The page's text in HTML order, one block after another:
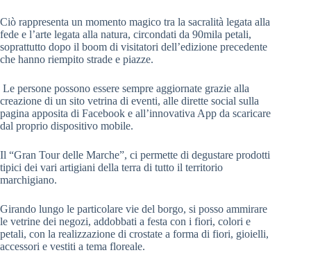
Ciò rappresenta un momento magico tra la sacralità legata alla
fede e l’arte legata alla natura, circondati da 90mila petali,
soprattutto dopo il boom di visitatori dell’edizione precedente
che hanno riempito strade e piazze.
Le persone possono essere sempre aggiornate grazie alla
creazione di un sito vetrina di eventi, alle dirette social sulla
pagina apposita di Facebook e all’innovativa App da scaricare
dal proprio dispositivo mobile.
Il “Gran Tour delle Marche”, ci permette di degustare prodotti
tipici dei vari artigiani della terra di tutto il territorio
marchigiano.
Girando lungo le particolare vie del borgo, si posso ammirare
le vetrine dei negozi, addobbati a festa con i fiori, colori e
petali, con la realizzazione di crostate a forma di fiori, gioielli,
accessori e vestiti a tema floreale.